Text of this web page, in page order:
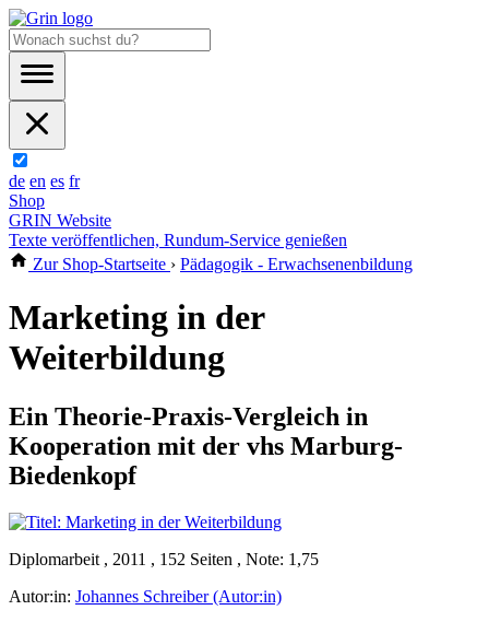
de en es fr
Shop
GRIN Website
Texte veröffentlichen, Rundum-Service genießen
Zur Shop-Startseite › Pädagogik - Erwachsenenbildung
Marketing in der
Weiterbildung
Ein Theorie-Praxis-Vergleich in
Kooperation mit der vhs Marburg-
Biedenkopf
Diplomarbeit , 2011 , 152 Seiten , Note: 1,75
Autor:in: Johannes Schreiber (Autor:in)